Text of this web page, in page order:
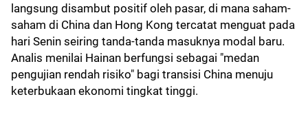
langsung disambut positif oleh pasar, di mana saham-
saham di China dan Hong Kong tercatat menguat pada
hari Senin seiring tanda-tanda masuknya modal baru.
Analis menilai Hainan berfungsi sebagai "medan
pengujian rendah risiko" bagi transisi China menuju
keterbukaan ekonomi tingkat tinggi.